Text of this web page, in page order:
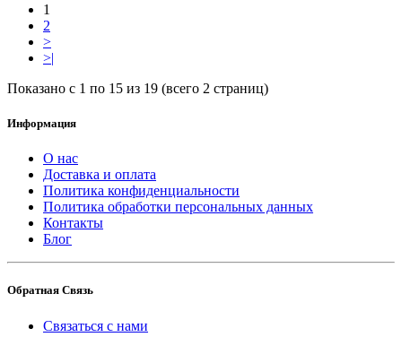
1
2
>
>|
Показано с 1 по 15 из 19 (всего 2 страниц)
Информация
О нас
Доставка и оплата
Политика конфиденциальности
Политика обработки персональных данных
Контакты
Блог
Обратная Связь
Связаться с нами